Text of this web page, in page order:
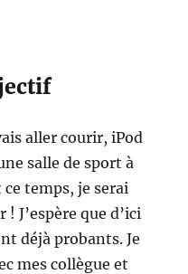
aller courir, iPod
salle de sport à
temps, je serai
J’espère que d’ici
déjà probants. Je
mes collègue et